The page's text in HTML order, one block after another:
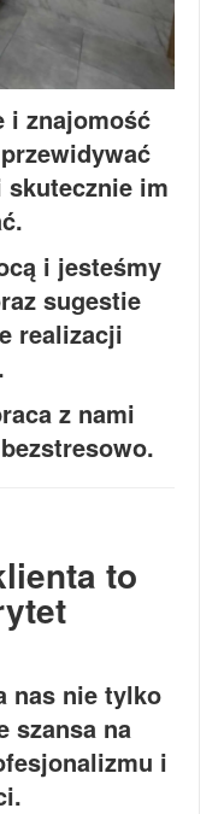
i znajomość
im
i jesteśmy
sugestie
realizacji
z nami
to
nas nie tylko
szansa na
i